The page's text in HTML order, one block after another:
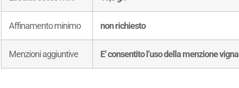
Affinamento minimo non richiesto
Menzioni aggiuntive E’ consentito l’uso della menzione vigna